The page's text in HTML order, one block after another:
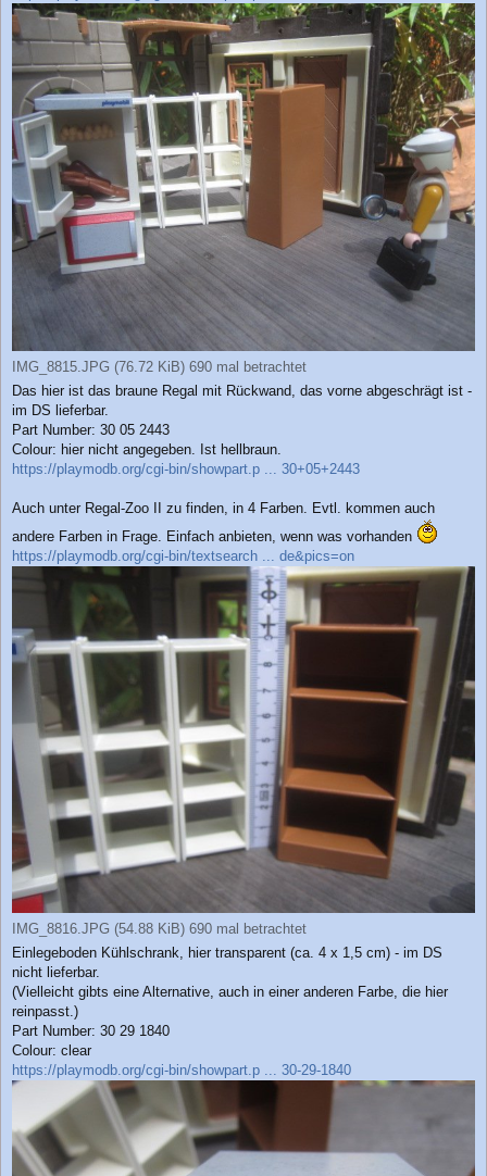
IMG_8815.JPG (76.72 KiB) 690 mal betrachtet
Das hier ist das braune Regal mit Rückwand, das vorne abgeschrägt ist -
im DS lieferbar.
Part Number: 30 05 2443
Colour: hier nicht angegeben. Ist hellbraun.
https://playmodb.org/cgi-bin/showpart.p ... 30+05+2443
Auch unter Regal-Zoo II zu finden, in 4 Farben. Evtl. kommen auch
andere Farben in Frage. Einfach anbieten, wenn was vorhanden
https://playmodb.org/cgi-bin/textsearch ... de&pics=on
IMG_8816.JPG (54.88 KiB) 690 mal betrachtet
Einlegeboden Kühlschrank, hier transparent (ca. 4 x 1,5 cm) - im DS
nicht lieferbar.
(Vielleicht gibts eine Alternative, auch in einer anderen Farbe, die hier
reinpasst.)
Part Number: 30 29 1840
Colour: clear
https://playmodb.org/cgi-bin/showpart.p ... 30-29-1840